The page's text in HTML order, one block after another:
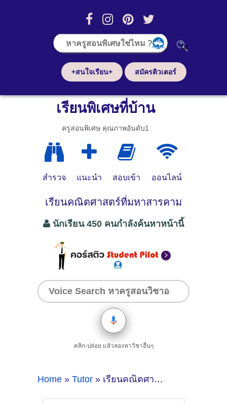
+สนใจเรียน+ สมัครติวเตอร์
เรียนพิเศษที่บ้าน
ครูสอนพิเศษ คุณภาพอันดับ1
สำรวจ แนะนำ สอบเข้า ออนไลน์
เรียนคณิตศาสตร์ที่มหาสารคาม
นักเรียน 450 คนกำลังค้นหาหน้านี้
คลิก-ปล่อย แล้วลองหาวิชาอื่นๆ
Home » Tutor » เรียนคณิตศาสตร์ที่มหาสารคาม